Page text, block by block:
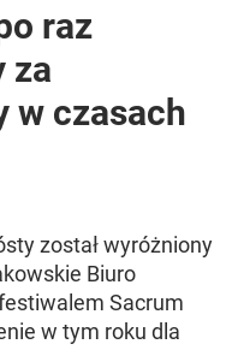
raz
za
w czasach
został wyróżniony
Biuro
Sacrum
w tym roku dla